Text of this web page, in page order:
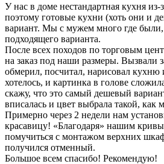
У нас в доме нестандартная кухня из-
поэтому готовые кухни (хоть они и
вариант. Мы с мужем много где
подходящего варианта.
После всех походов по торговым
на заказ под наши размеры. Вызвали
обмерил, посчитал, нарисовал кухню
хотелось, и картинка в голове
скажу, что это самый дешевый
вписалась и цвет выбрала такой, как
Примерно через 2 недели нам
красавицу! «Благодаря» нашим
помучиться с монтажом верхних
получился отменный.
Большое всем спасибо! Рекомендую!